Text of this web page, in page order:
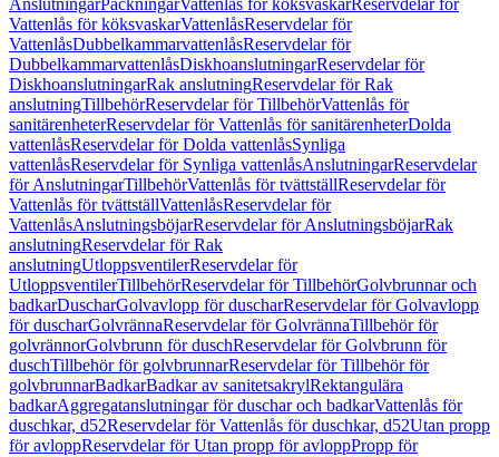
AnslutningarPackningarVattenlås för köksvaskarReservdelar för
Vattenlås för köksvaskarVattenlåsReservdelar för
VattenlåsDubbelkammarvattenlåsReservdelar för
DubbelkammarvattenlåsDiskhoanslutningarReservdelar för
DiskhoanslutningarRak anslutningReservdelar för Rak
anslutningTillbehörReservdelar för TillbehörVattenlås för
sanitärenheterReservdelar för Vattenlås för sanitärenheterDolda
vattenlåsReservdelar för Dolda vattenlåsSynliga
vattenlåsReservdelar för Synliga vattenlåsAnslutningarReservdelar
för AnslutningarTillbehörVattenlås för tvättställReservdelar för
Vattenlås för tvättställVattenlåsReservdelar för
VattenlåsAnslutningsböjarReservdelar för AnslutningsböjarRak
anslutningReservdelar för Rak
anslutningUtloppsventilerReservdelar för
UtloppsventilerTillbehörReservdelar för TillbehörGolvbrunnar och
badkarDuscharGolvavlopp för duscharReservdelar för Golvavlopp
för duscharGolvrännaReservdelar för GolvrännaTillbehör för
golvrännorGolvbrunn för duschReservdelar för Golvbrunn för
duschTillbehör för golvbrunnarReservdelar för Tillbehör för
golvbrunnarBadkarBadkar av sanitetsakrylRektangulära
badkarAggregatanslutningar för duschar och badkarVattenlås för
duschkar, d52Reservdelar för Vattenlås för duschkar, d52Utan propp
för avloppReservdelar för Utan propp för avloppPropp för